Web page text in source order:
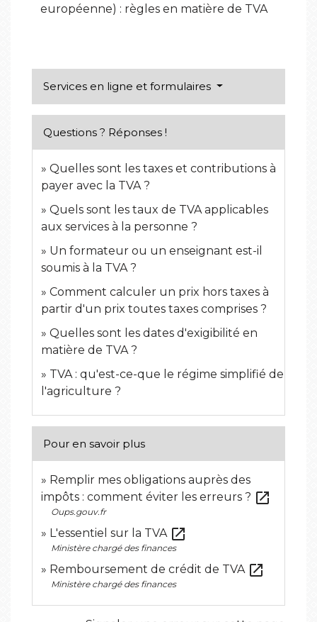
européenne) : règles en matière de TVA
Services en ligne et formulaires
Questions ? Réponses !
Quelles sont les taxes et contributions à
payer avec la TVA ?
Quels sont les taux de TVA applicables
aux services à la personne ?
Un formateur ou un enseignant est-il
soumis à la TVA ?
Comment calculer un prix hors taxes à
partir d'un prix toutes taxes comprises ?
Quelles sont les dates d'exigibilité en
matière de TVA ?
TVA : qu'est-ce-que le régime simplifié de
l'agriculture ?
Pour en savoir plus
Remplir mes obligations auprès des
impôts : comment éviter les erreurs ? open_in_new
Oups.gouv.fr
L'essentiel sur la TVA open_in_new
Ministère chargé des finances
Remboursement de crédit de TVA open_in_new
Ministère chargé des finances